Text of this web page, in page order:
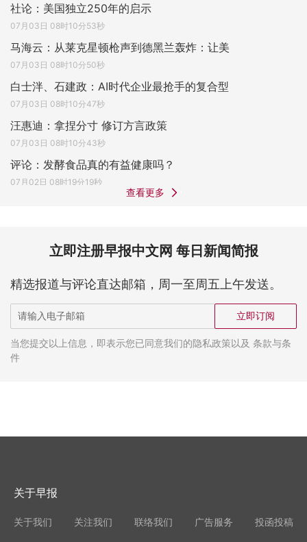
社论：美国独立250年的启示
07月03日 08时10分53秒
马海云：从莱克星顿枪声到德黑兰轰炸：让美
07月03日 08时10分50秒
白士泮、石建政：AI时代企业最抢手的复合型
07月03日 08时10分47秒
汪惠迪：拿捏分寸 修订方言政策
07月03日 08时10分43秒
评论：发酵食品真的有益健康吗？
07月02日 08时19分19秒
查看更多
立即注册早报中文网 每日新闻简报
精选报道与评论直达邮箱，周一至周五上午发送。
立即订阅
当您提交以上信息，即表示您已同意我们的隐私政策以及 条款与条
件
关于早报
关于我们 关注我们 联络我们 广告服务 投函投稿